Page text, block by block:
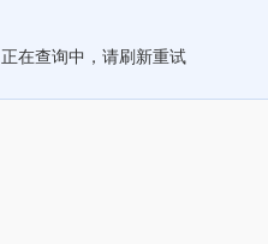
正在查询中，请刷新重试